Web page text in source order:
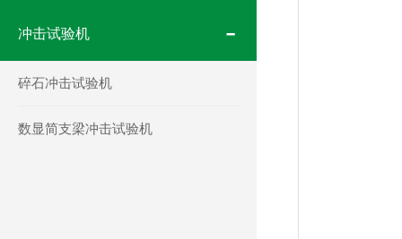
冲击试验机
碎石冲击试验机
数显简支梁冲击试验机